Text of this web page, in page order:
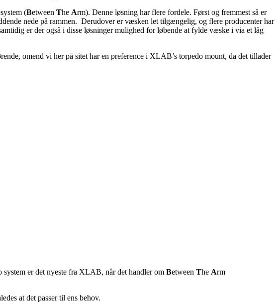
(Between The Arm). Denne løsning har flere fordele. Først og fremmest så er
nede på rammen. Derudover er væsken let tilgængelig, og flere producenter har
er der også i disse løsninger mulighed for løbende at fylde væske i via et låg
omend vi her på sitet har en preference i XLAB’s torpedo mount, da det tillader
er det nyeste fra XLAB, når det handler om Between The Arm
at det passer til ens behov.